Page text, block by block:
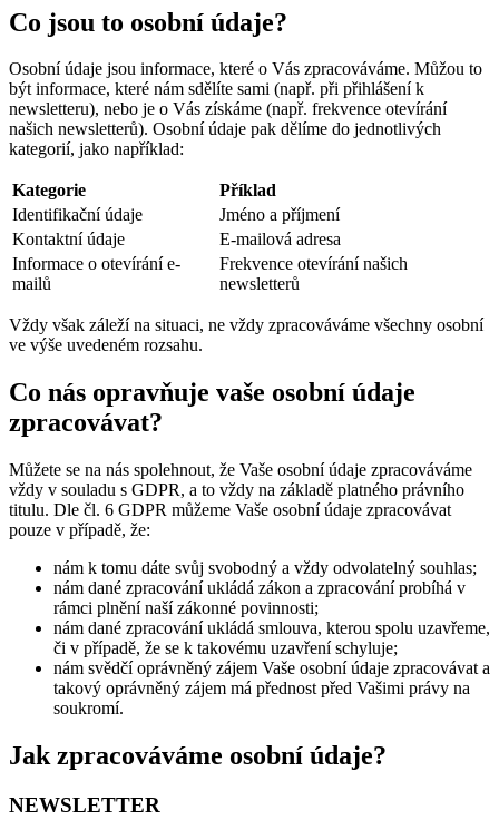
Co jsou to osobní údaje?
Osobní údaje jsou informace, které o Vás zpracováváme. Můžou to
být informace, které nám sdělíte sami (např. při přihlášení k
newsletteru), nebo je o Vás získáme (např. frekvence otevírání
našich newsletterů). Osobní údaje pak dělíme do jednotlivých
kategorií, jako například:
Kategorie
Příklad
Identifikační údaje
Jméno a příjmení
Kontaktní údaje
E-mailová adresa
Informace o otevírání e-
mailů
Frekvence otevírání našich
newsletterů
Vždy však záleží na situaci, ne vždy zpracováváme všechny osobní
ve výše uvedeném rozsahu.
Co nás opravňuje vaše osobní údaje
zpracovávat?
Můžete se na nás spolehnout, že Vaše osobní údaje zpracováváme
vždy v souladu s GDPR, a to vždy na základě platného právního
titulu. Dle čl. 6 GDPR můžeme Vaše osobní údaje zpracovávat
pouze v případě, že:
nám k tomu dáte svůj svobodný a vždy odvolatelný souhlas;
nám dané zpracování ukládá zákon a zpracování probíhá v
rámci plnění naší zákonné povinnosti;
nám dané zpracování ukládá smlouva, kterou spolu uzavřeme,
či v případě, že se k takovému uzavření schyluje;
nám svědčí oprávněný zájem Vaše osobní údaje zpracovávat a
takový oprávněný zájem má přednost před Vašimi právy na
soukromí.
Jak zpracováváme osobní údaje?
NEWSLETTER